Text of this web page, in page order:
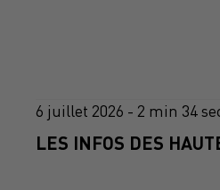
6 juillet 2026 - 2 min 34
LES INFOS DES